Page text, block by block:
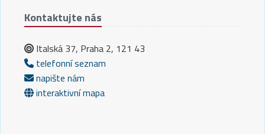
Kontaktujte nás
Italská 37, Praha 2, 121 43
telefonní seznam
napište nám
interaktivní mapa